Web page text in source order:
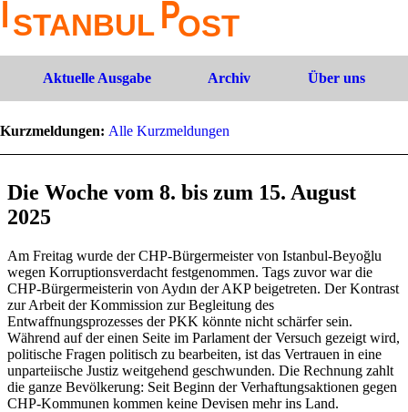
Aktuelle Ausgabe Archiv Über uns
Kurzmeldungen: Alle Kurzmeldungen
Die Woche vom 8. bis zum 15. August
2025
Am Freitag wurde der CHP-Bürgermeister von Istanbul-Beyoğlu
wegen Korruptionsverdacht festgenommen. Tags zuvor war die
CHP-Bürgermeisterin von Aydın der AKP beigetreten. Der Kontrast
zur Arbeit der Kommission zur Begleitung des
Entwaffnungsprozesses der PKK könnte nicht schärfer sein.
Während auf der einen Seite im Parlament der Versuch gezeigt wird,
politische Fragen politisch zu bearbeiten, ist das Vertrauen in eine
unparteiische Justiz weitgehend geschwunden. Die Rechnung zahlt
die ganze Bevölkerung: Seit Beginn der Verhaftungsaktionen gegen
CHP-Kommunen kommen keine Devisen mehr ins Land.